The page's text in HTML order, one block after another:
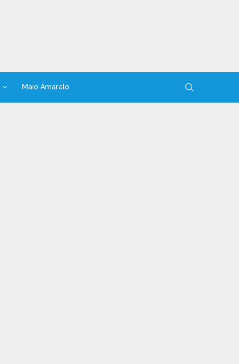
Maio Amarelo